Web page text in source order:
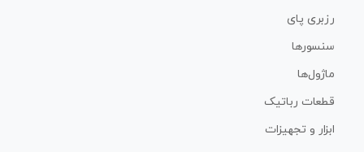
رزبری پای
سنسورها
ماژول‌ها
قطعات رباتیک
ابزار و تجهیزات